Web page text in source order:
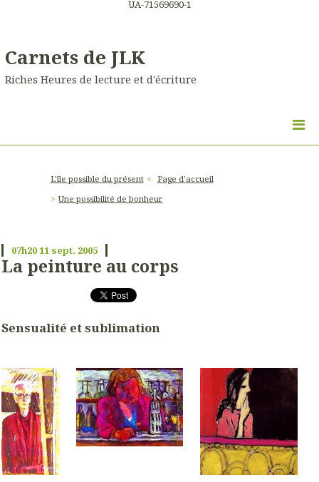
UA-71569690-1
Carnets de JLK
Riches Heures de lecture et d'écriture
L'île possible du présent
Page d'accueil
Une possibilité de bonheur
07h2011 sept. 2005
La peinture au corps
Sensualité et sublimation